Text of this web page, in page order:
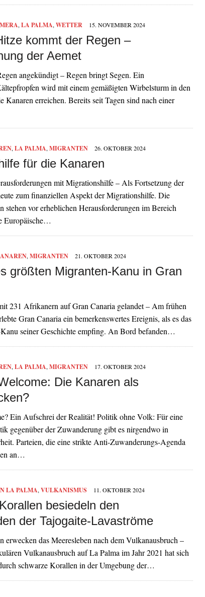
, LA PALMA, WETTER 15. NOVEMBER 2024
kommt der Regen –
der Aemet
angekündigt – Regen bringt Segen. Ein
wird mit einem gemäßigten Wirbelsturm in den
Kanaren erreichen. Bereits seit Tagen sind nach einer
, LA PALMA, MIGRANTEN 26. OKTOBER 2024
für die Kanaren
mit Migrationshilfe – Als Fortsetzung der
zum finanziellen Aspekt der Migrationshilfe. Die
stehen vor erheblichen Herausforderungen im Bereich
Europäische…
, MIGRANTEN 21. OKTOBER 2024
größten Migranten-Kanu in Gran
231 Afrikanern auf Gran Canaria gelandet – Am frühen
Gran Canaria ein bemerkenswertes Ereignis, als es das
seiner Geschichte empfing. An Bord befanden…
, LA PALMA, MIGRANTEN 17. OKTOBER 2024
Die Kanaren als
Ein Aufschrei der Realität! Politik ohne Volk: Für eine
gegenüber der Zuwanderung gibt es nirgendwo in
Parteien, die eine strikte Anti-Zuwanderungs-Agenda
an…
LA PALMA, VULKANISMUS 11. OKTOBER 2024
besiedeln den
der Tajogaite-Lavaströme
erwecken das Meeresleben nach dem Vulkanausbruch –
Vulkanausbruch auf La Palma im Jahr 2021 hat sich
schwarze Korallen in der Umgebung der…